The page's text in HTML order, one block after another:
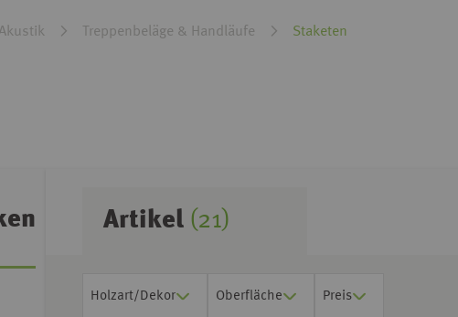
Treppenbeläge & Handläufe Staketen
Artikel (21)
Holzart/Dekor Oberfläche Preis